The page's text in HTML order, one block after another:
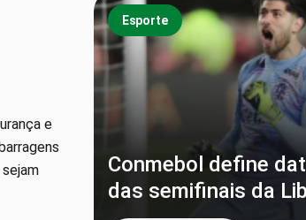
e
Esporte
Conmebol define
das semifinais da